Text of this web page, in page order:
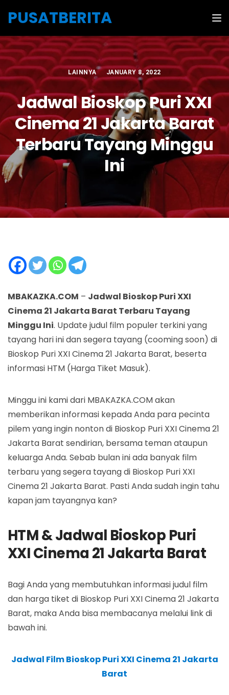
PUSATBERITA
LAINNYA JANUARY 8, 2022
Jadwal Bioskop Puri XXI
Cinema 21 Jakarta Barat
Terbaru Tayang Minggu
Ini
MBAKAZKA.COM – Jadwal Bioskop Puri XXI
Cinema 21 Jakarta Barat Terbaru Tayang
Minggu Ini. Update judul film populer terkini yang
tayang hari ini dan segera tayang (cooming soon) di
Bioskop Puri XXI Cinema 21 Jakarta Barat, beserta
informasi HTM (Harga Tiket Masuk).
Minggu ini kami dari MBAKAZKA.COM akan
memberikan informasi kepada Anda para pecinta
pilem yang ingin nonton di Bioskop Puri XXI Cinema 21
Jakarta Barat sendirian, bersama teman ataupun
keluarga Anda. Sebab bulan ini ada banyak film
terbaru yang segera tayang di Bioskop Puri XXI
Cinema 21 Jakarta Barat. Pasti Anda sudah ingin tahu
kapan jam tayangnya kan?
HTM & Jadwal Bioskop Puri
XXI Cinema 21 Jakarta Barat
Bagi Anda yang membutuhkan informasi judul film
dan harga tiket di Bioskop Puri XXI Cinema 21 Jakarta
Barat, maka Anda bisa membacanya melalui link di
bawah ini.
Jadwal Film Bioskop Puri XXI Cinema 21 Jakarta
Barat